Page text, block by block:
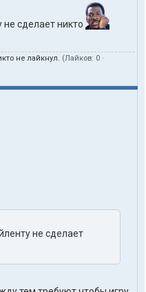
сделает никто
не лайкнул. (Лайков: 0 ·
не сделает